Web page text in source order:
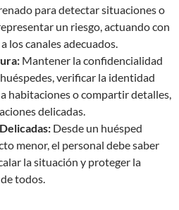
para detectar situaciones o
un riesgo, actuando con
los canales adecuados.
Mantener la confidencialidad
verificar la identidad
habitaciones o compartir detalles,
delicadas.
Desde un huésped
menor, el personal debe saber
la situación y proteger la
todos.